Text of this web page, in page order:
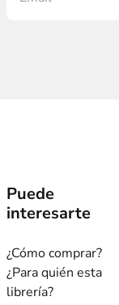
Puede
interesarte
¿Cómo comprar?
¿Para quién esta
librería?